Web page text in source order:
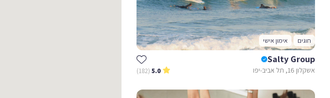
חוגים אימון אישי
Salty Group
אשקלון 16, תל אביב-יפו 5.0
(182)